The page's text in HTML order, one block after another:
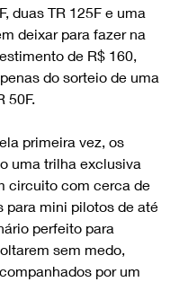
duas TR 125F e uma
deixar para fazer na
de R$ 160,
do sorteio de uma
50F.
primeira vez, os
uma trilha exclusiva
circuito com cerca de
para mini pilotos de até
perfeito para
sem medo,
por um